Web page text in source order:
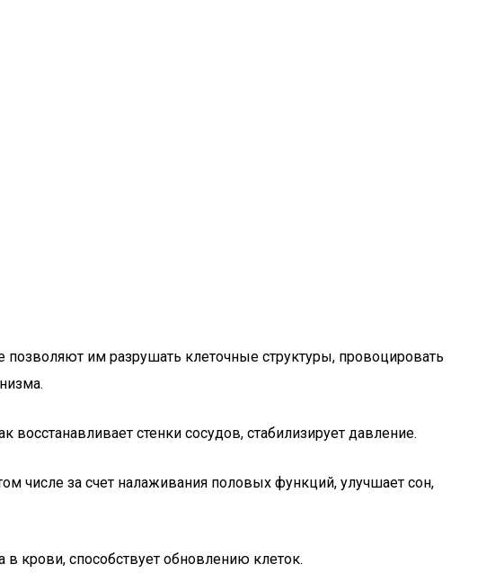
им разрушать клеточные структуры, провоцировать
восстанавливает стенки сосудов, стабилизирует давление.
числе за счет налаживания половых функций, улучшает сон,
в крови, способствует обновлению клеток.